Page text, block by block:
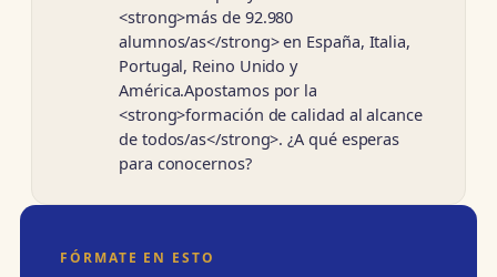
<strong>más de 92.980
alumnos/as</strong> en España, Italia,
Portugal, Reino Unido y
América.Apostamos por la
<strong>formación de calidad al alcance
de todos/as</strong>. ¿A qué esperas
para conocernos?
FÓRMATE EN ESTO